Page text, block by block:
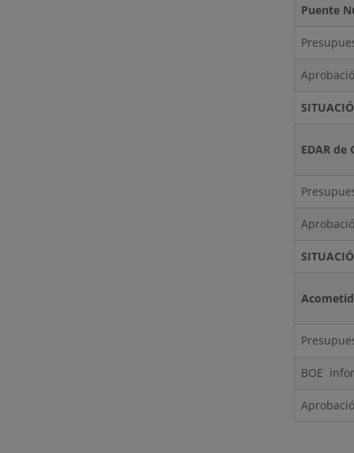
Puente
EDAR de
BOE